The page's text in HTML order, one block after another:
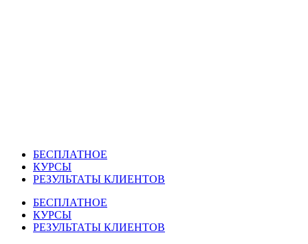
БЕСПЛАТНОЕ
КУРСЫ
РЕЗУЛЬТАТЫ КЛИЕНТОВ
БЕСПЛАТНОЕ
КУРСЫ
РЕЗУЛЬТАТЫ КЛИЕНТОВ